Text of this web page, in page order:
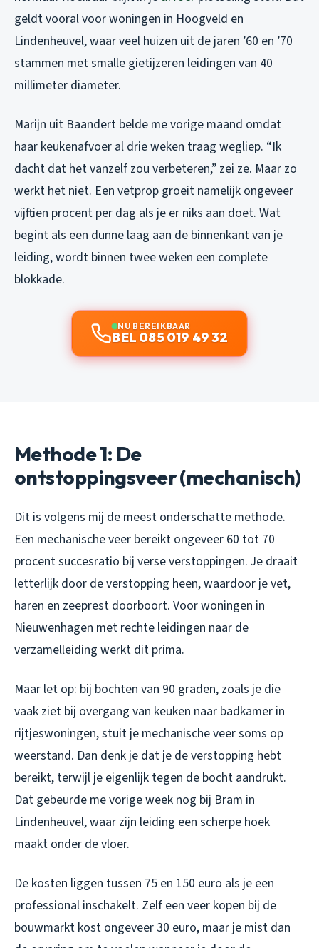
geldt vooral voor woningen in Hoogveld en
Lindenheuvel, waar veel huizen uit de jaren ’60 en ’70
stammen met smalle gietijzeren leidingen van 40
millimeter diameter.
Marijn uit Baandert belde me vorige maand omdat
haar keukenafvoer al drie weken traag wegliep. “Ik
dacht dat het vanzelf zou verbeteren,” zei ze. Maar zo
werkt het niet. Een vetprop groeit namelijk ongeveer
vijftien procent per dag als je er niks aan doet. Wat
begint als een dunne laag aan de binnenkant van je
leiding, wordt binnen twee weken een complete
blokkade.
NU BEREIKBAAR
BEL 085 019 49 32
Methode 1: De
ontstoppingsveer (mechanisch)
Dit is volgens mij de meest onderschatte methode.
Een mechanische veer bereikt ongeveer 60 tot 70
procent succesratio bij verse verstoppingen. Je draait
letterlijk door de verstopping heen, waardoor je vet,
haren en zeeprest doorboort. Voor woningen in
Nieuwenhagen met rechte leidingen naar de
verzamelleiding werkt dit prima.
Maar let op: bij bochten van 90 graden, zoals je die
vaak ziet bij overgang van keuken naar badkamer in
rijtjeswoningen, stuit je mechanische veer soms op
weerstand. Dan denk je dat je de verstopping hebt
bereikt, terwijl je eigenlijk tegen de bocht aandrukt.
Dat gebeurde me vorige week nog bij Bram in
Lindenheuvel, waar zijn leiding een scherpe hoek
maakt onder de vloer.
De kosten liggen tussen 75 en 150 euro als je een
professional inschakelt. Zelf een veer kopen bij de
bouwmarkt kost ongeveer 30 euro, maar je mist dan